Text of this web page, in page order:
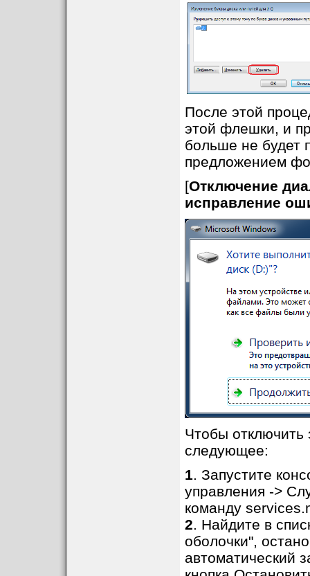
После этой
этой флешки, и
больше не будет
предложением
[Отключение
исправление
Чтобы отключить
следующее:
1. Запустите
управления ->
команду
2. Найдите в
оболочки",
автоматический